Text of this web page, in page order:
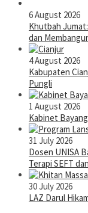
6 August 2026
Khutbah
dan
4 August 2026
Kabupaten
Pungli
1 August 2026
Kabinet
31 July 2026
Dosen UNISA
Terapi SEFT
30 July 2026
LAZ Darul